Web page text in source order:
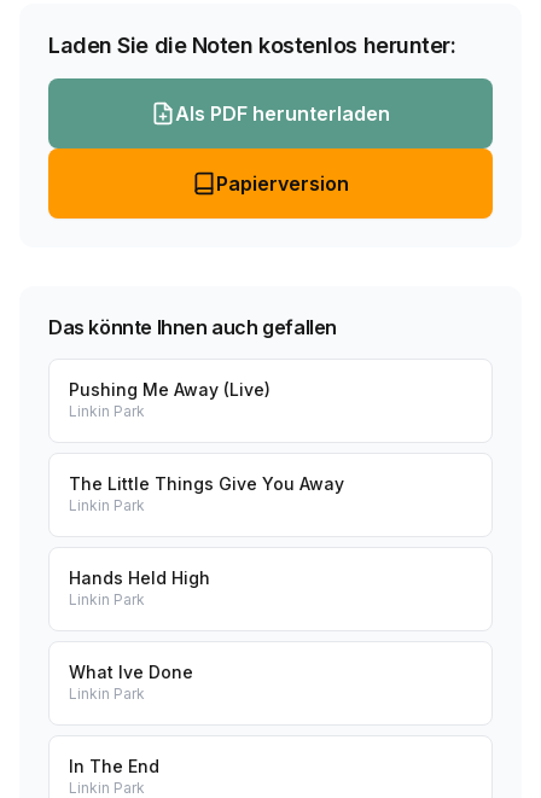
Laden Sie die Noten kostenlos herunter:
Als PDF herunterladen
Papierversion
Das könnte Ihnen auch gefallen
Pushing Me Away (Live)
Linkin Park
The Little Things Give You Away
Linkin Park
Hands Held High
Linkin Park
What Ive Done
Linkin Park
In The End
Linkin Park